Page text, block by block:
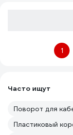
1
Часто ищут
Поворот для
Пластиковый